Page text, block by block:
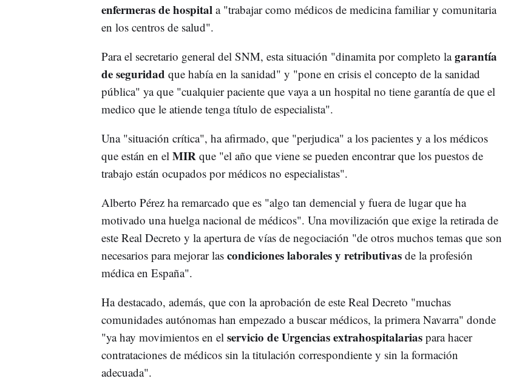
enfermeras de hospital a "trabajar como médicos de medicina familiar y comunitaria
en los centros de salud".
Para el secretario general del SNM, esta situación "dinamita por completo lagarantía
de seguridad que había en la sanidad" y "pone en crisis el concepto de la sanidad
pública" ya que "cualquier paciente que vaya a un hospital no tiene garantía de que el
medico que le atiende tenga título de especialista".
Una "situación crítica", ha afirmado, que "perjudica" a los pacientes y a los médicos
que están en el MIR que "el año que viene se pueden encontrar que los puestos de
trabajo están ocupados por médicos no especialistas".
Alberto Pérez ha remarcado que es "algo tan demencial y fuera de lugar que ha
motivado una huelga nacional de médicos". Una movilización que exige la retirada de
este Real Decreto y la apertura de vías de negociación "de otros muchos temas que son
necesarios para mejorar las condiciones laborales y retributivasde la profesión
médica en España".
Ha destacado, además, que con la aprobación de este Real Decreto "muchas
comunidades autónomas han empezado a buscar médicos, la primera Navarra" donde
"ya hay movimientos en el servicio de Urgencias extrahospitalariaspara hacer
contrataciones de médicos sin la titulación correspondiente y sin la formación
adecuada".